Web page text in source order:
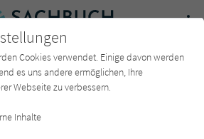
Charts Newsletter
Cookies verwendet. Einige davon werden
es uns andere ermöglichen, Ihre
Webseite zu verbessern.
Inhalte